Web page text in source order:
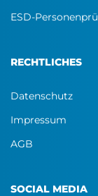
ESD-
RECHTLICHES
Datenschutz
Impressum
AGB
SOCIAL MEDIA